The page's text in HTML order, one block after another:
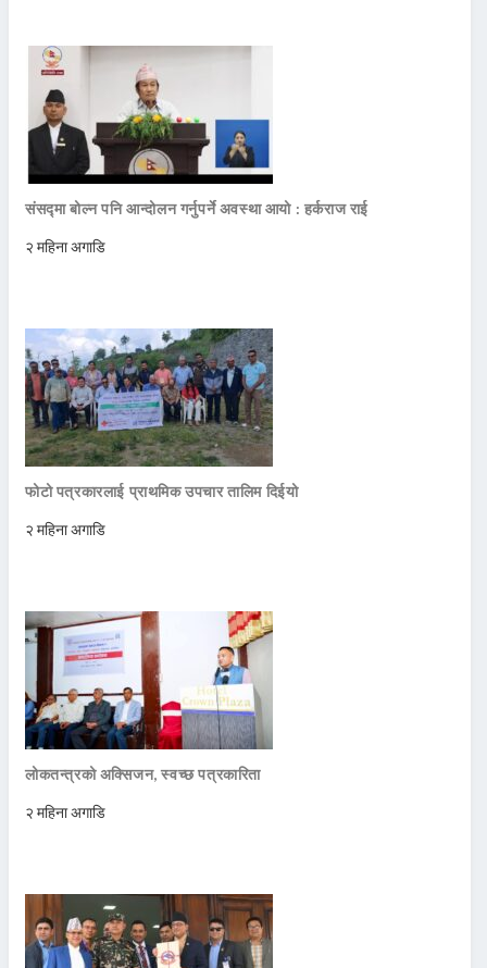
संसद्मा बोल्न पनि आन्दोलन गर्नुपर्ने अवस्था आयो : हर्कराज राई
२ महिना अगाडि
फोटो पत्रकारलाई प्राथमिक उपचार तालिम दिईयो
२ महिना अगाडि
लोकतन्त्रको अक्सिजन, स्वच्छ पत्रकारिता
२ महिना अगाडि